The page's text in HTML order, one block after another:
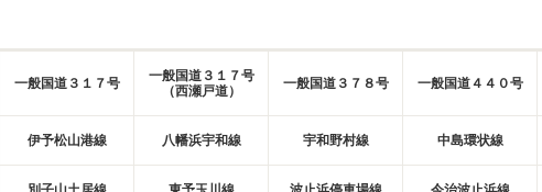
一般国道３１７号
一般国道３１７号
（西瀬戸道）
一般国道３７８号 一般国道４４０号
伊予松山港線 八幡浜宇和線 宇和野村線 中島環状線